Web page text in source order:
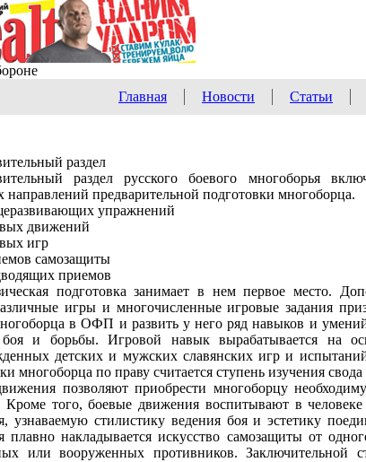
Главная Новости Статьи
раздел
раздел русского боевого многоборья
направлений предварительной подготовки многоборца.
упражнений
движений
игр
самозащиты
приемов
подготовка занимает в нем первое место.
игры и многочисленные игровые задания
в ОФП и развить у него ряд навыков и
и борьбы. Игровой навык вырабатывается на
детских и мужских славянских игр и
многоборца по праву считается ступень изучения
позволяют приобрести многоборцу
Кроме того, боевые движения воспитывают в человеке
узнаваемую стилистику ведения боя и эстетику
плавно накладывается искусство самозащиты от
или вооруженных противников. Заключительной